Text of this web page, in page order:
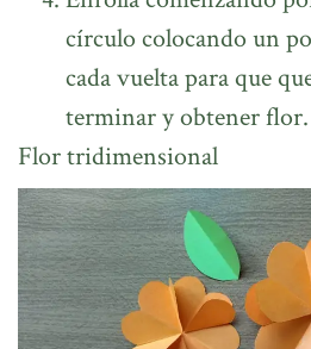
círculo colocando un
cada vuelta para que
terminar y obtener flor.
Flor tridimensional